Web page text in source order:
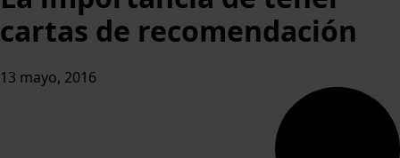
cartas de recomendación
13 mayo, 2016